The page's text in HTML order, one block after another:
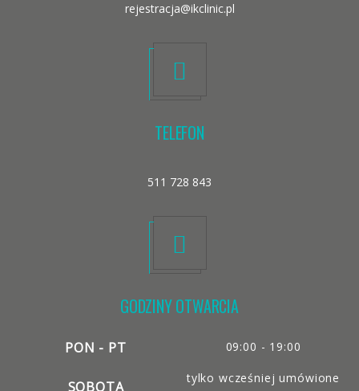
rejestracja@ikclinic.pl
TELEFON
511 728 843
GODZINY OTWARCIA
PON - PT 09:00 - 19:00
SOBOTA
tylko wcześniej umówione